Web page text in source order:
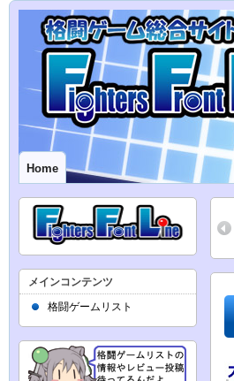
Home
メインコンテンツ
格闘ゲームリスト